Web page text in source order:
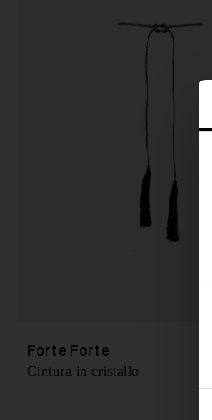
Forte Forte
Cintura in cristallo